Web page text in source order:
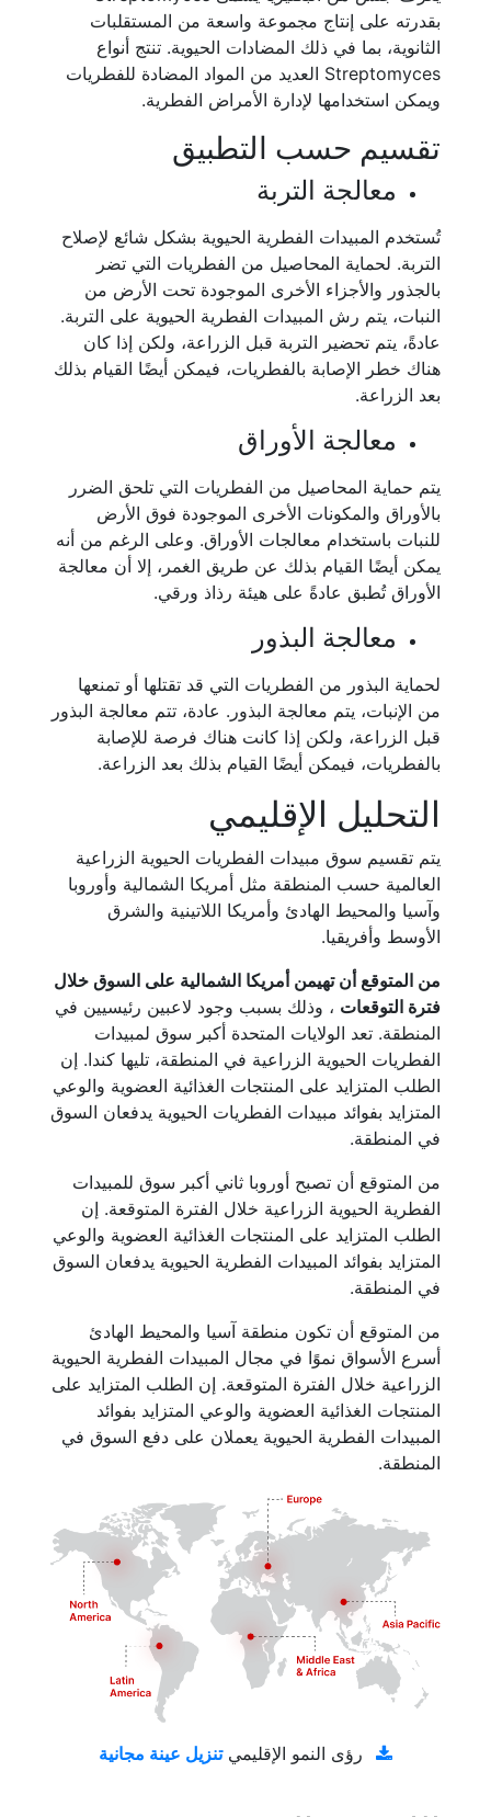
بقدرته على إنتاج مجموعة واسعة من المستقلبات
الثانوية، بما في ذلك المضادات الحيوية. تنتج أنواع
Streptomyces العديد من المواد المضادة للفطريات
ويمكن استخدامها لإدارة الأمراض الفطرية.
تقسيم حسب التطبيق
معالجة التربة
تُستخدم المبيدات الفطرية الحيوية بشكل شائع لإصلاح
التربة. لحماية المحاصيل من الفطريات التي تضر
بالجذور والأجزاء الأخرى الموجودة تحت الأرض من
النبات، يتم رش المبيدات الفطرية الحيوية على التربة.
عادةً، يتم تحضير التربة قبل الزراعة، ولكن إذا كان
هناك خطر الإصابة بالفطريات، فيمكن أيضًا القيام بذلك
بعد الزراعة.
معالجة الأوراق
يتم حماية المحاصيل من الفطريات التي تلحق الضرر
بالأوراق والمكونات الأخرى الموجودة فوق الأرض
للنبات باستخدام معالجات الأوراق. وعلى الرغم من أنه
يمكن أيضًا القيام بذلك عن طريق الغمر، إلا أن معالجة
الأوراق تُطبق عادةً على هيئة رذاذ ورقي.
معالجة البذور
لحماية البذور من الفطريات التي قد تقتلها أو تمنعها
من الإنبات، يتم معالجة البذور. عادة، تتم معالجة البذور
قبل الزراعة، ولكن إذا كانت هناك فرصة للإصابة
بالفطريات، فيمكن أيضًا القيام بذلك بعد الزراعة.
التحليل الإقليمي
يتم تقسيم سوق مبيدات الفطريات الحيوية الزراعية
العالمية حسب المنطقة مثل أمريكا الشمالية وأوروبا
وآسيا والمحيط الهادئ وأمريكا اللاتينية والشرق
الأوسط وأفريقيا.
من المتوقع أن تهيمن أمريكا الشمالية على السوق خلال
فترة التوقعات ، وذلك بسبب وجود لاعبين رئيسيين في
المنطقة. تعد الولايات المتحدة أكبر سوق لمبيدات
الفطريات الحيوية الزراعية في المنطقة، تليها كندا. إن
الطلب المتزايد على المنتجات الغذائية العضوية والوعي
المتزايد بفوائد مبيدات الفطريات الحيوية يدفعان السوق
في المنطقة.
من المتوقع أن تصبح أوروبا ثاني أكبر سوق للمبيدات
الفطرية الحيوية الزراعية خلال الفترة المتوقعة. إن
الطلب المتزايد على المنتجات الغذائية العضوية والوعي
المتزايد بفوائد المبيدات الفطرية الحيوية يدفعان السوق
في المنطقة.
من المتوقع أن تكون منطقة آسيا والمحيط الهادئ
أسرع الأسواق نموًا في مجال المبيدات الفطرية الحيوية
الزراعية خلال الفترة المتوقعة. إن الطلب المتزايد على
المنتجات الغذائية العضوية والوعي المتزايد بفوائد
المبيدات الفطرية الحيوية يعملان على دفع السوق في
المنطقة.
رؤى النمو الإقليمي